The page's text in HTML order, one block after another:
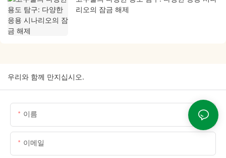
리오의 잠금 해제
우리와 함께 만지십시오.
이름
이메일